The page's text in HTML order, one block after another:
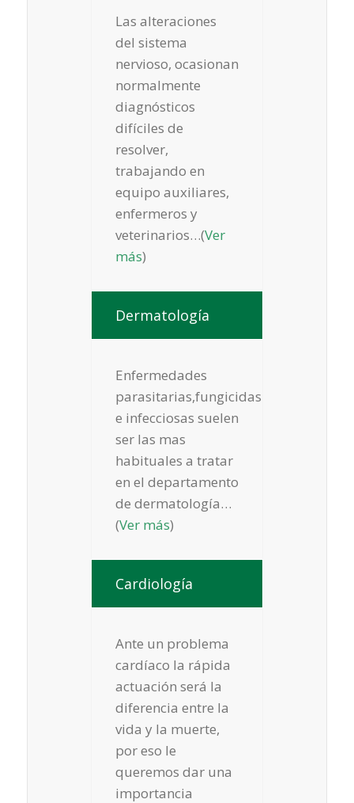
Las alteraciones
del sistema
nervioso, ocasionan
normalmente
diagnósticos
difíciles de
resolver,
trabajando en
equipo auxiliares,
enfermeros y
veterinarios…(Ver
más)
Dermatología
Enfermedades
parasitarias,fungicidas
e infecciosas suelen
ser las mas
habituales a tratar
en el departamento
de dermatología…
(Ver más)
Cardiología
Ante un problema
cardíaco la rápida
actuación será la
diferencia entre la
vida y la muerte,
por eso le
queremos dar una
importancia